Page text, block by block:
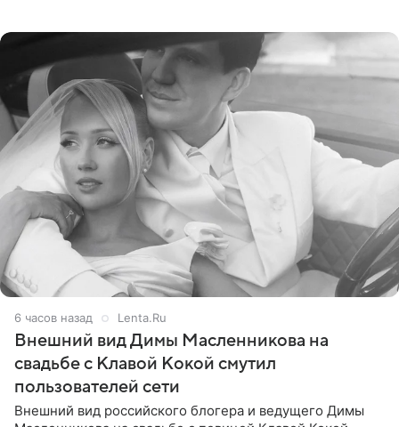
6 часов назад Lenta.Ru
Внешний вид Димы Масленникова на
свадьбе с Клавой Кокой смутил
пользователей сети
Внешний вид российского блогера и ведущего Димы